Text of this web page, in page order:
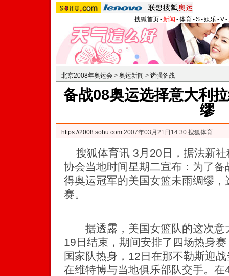
搜狐首页-新闻 -体育-S-娱乐-V-
北京2008年奥运会 > 奥运新闻 > 诸强备战
备战08奥运选择意大利
缪
https://2008.sohu.com 2007年03月21日14:30 搜狐体育
搜狐体育讯 3月20日，据法新社
协会当地时间星期二宣布：为了
得奥运冠军的美国女篮未雨绸缪
赛。
据透露，美国女篮队的这次意
19日结束，期间安排了四场热身
国家队热身，12日在那不勒斯迎
在维特博与当地俱乐部队交手。